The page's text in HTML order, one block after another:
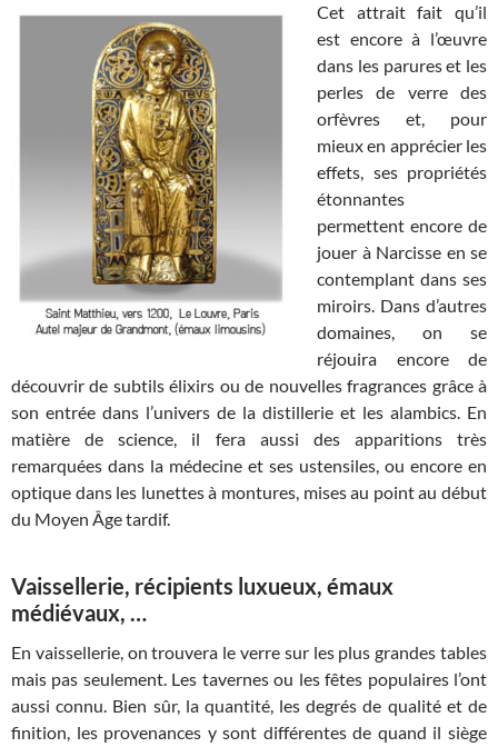
Cet attrait fait qu’il
est encore à l’œuvre
dans les parures et les
perles de verre des
orfèvres et, pour
mieux en apprécier les
effets, ses propriétés
étonnantes
permettent encore de
jouer à Narcisse en se
contemplant dans ses
miroirs. Dans d’autres
domaines, on se
réjouira encore de
découvrir de subtils élixirs ou de nouvelles fragrances grâce à
son entrée dans l’univers de la distillerie et les alambics. En
matière de science, il fera aussi des apparitions très
remarquées dans la médecine et ses ustensiles, ou encore en
optique dans les lunettes à montures, mises au point au début
du Moyen Âge tardif.
Vaissellerie, récipients luxueux, émaux
médiévaux, …
En vaissellerie, on trouvera le verre sur les plus grandes tables
mais pas seulement. Les tavernes ou les fêtes populaires l’ont
aussi connu. Bien sûr, la quantité, les degrés de qualité et de
finition, les provenances y sont différentes de quand il siège